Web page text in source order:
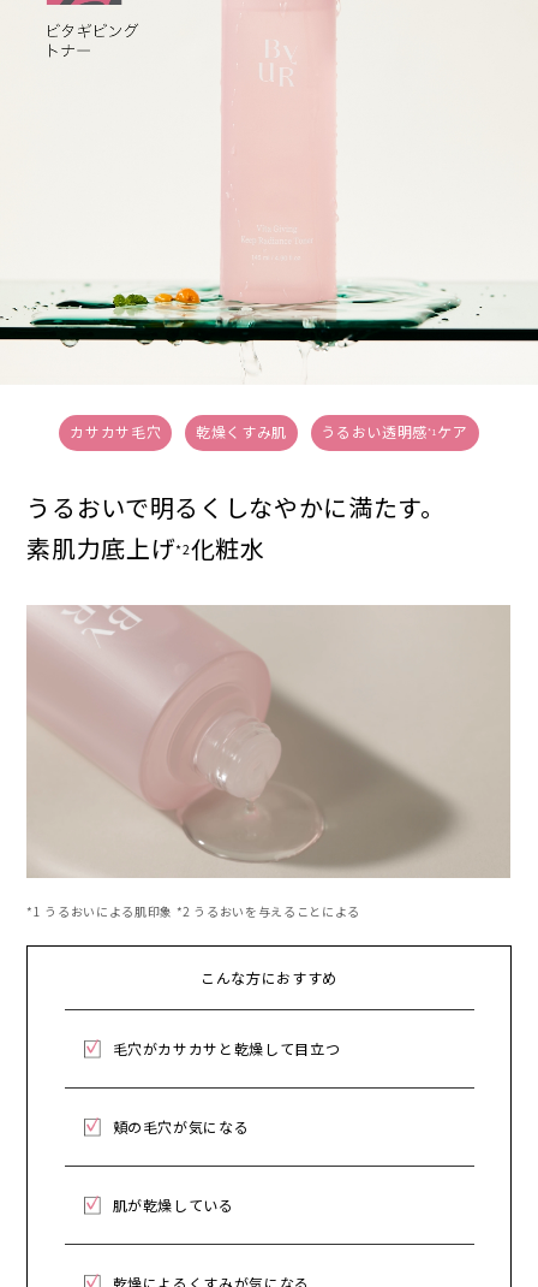
カサカサ毛穴 乾燥くすみ肌 うるおい透明感 *1 ケア
うるおいで明るく しなやかに満たす。
素肌力底上げ*2化粧水
*1 うるおいによる肌印象 *2 うるおいを与えることによる
こんな方におすすめ
毛穴がカサカサと乾燥して目立つ
頬の毛穴が気になる
肌が乾燥している
乾燥によるくすみが気になる